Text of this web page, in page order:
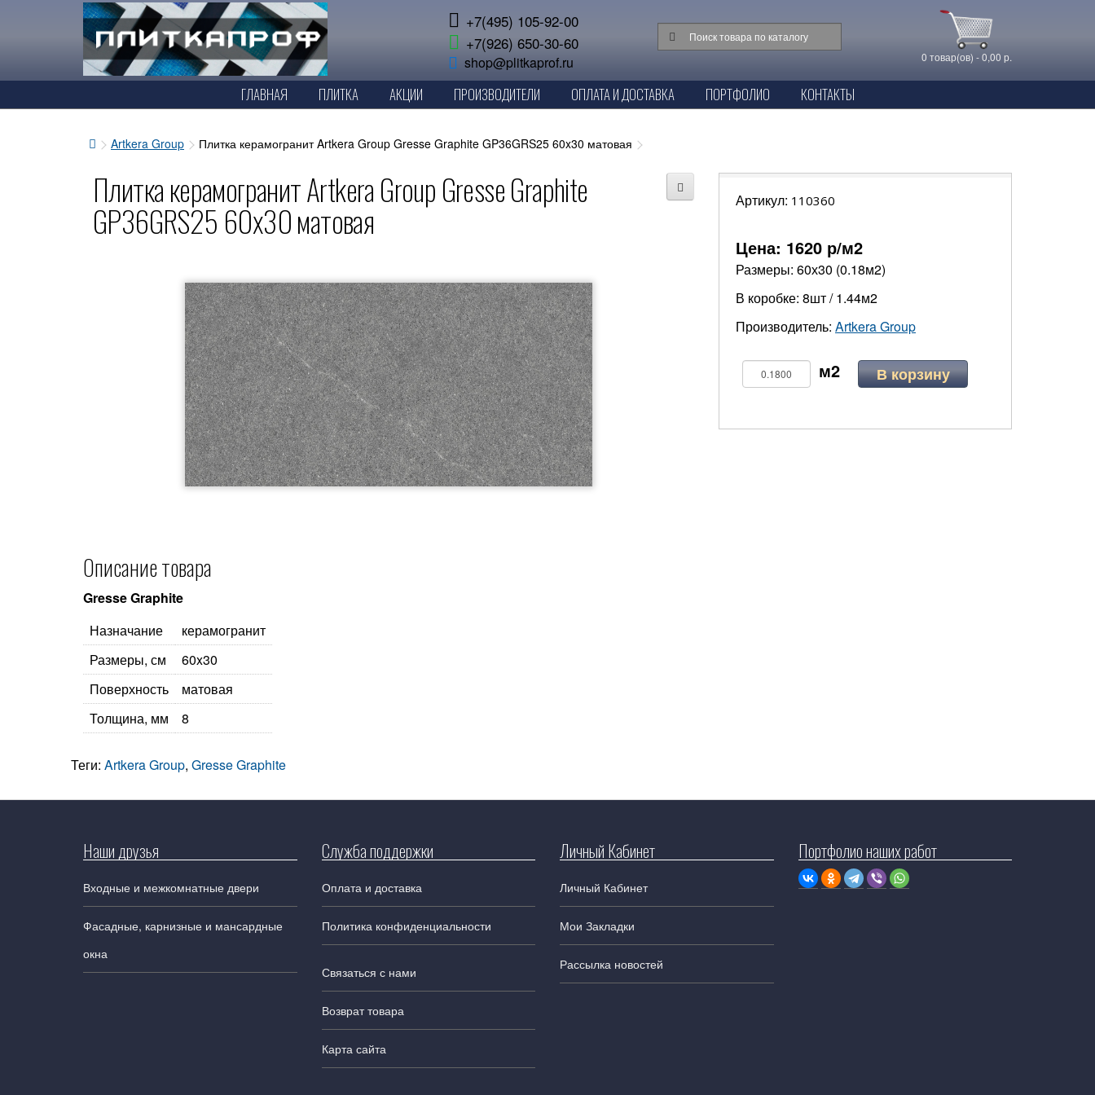
+7(495) 105-92-00
+7(926) 650-30-60
shop@plitkaprof.ru 0 товар(ов) - 0,00 р.
ГЛАВНАЯ ПЛИТКА АКЦИИ ПРОИЗВОДИТЕЛИ ОПЛАТА И ДОСТАВКА ПОРТФОЛИО КОНТАКТЫ
Artkera Group Плитка керамогранит Artkera Group Gresse Graphite GP36GRS25 60x30 матовая
Плитка керамогранит Artkera Group Gresse Graphite
GP36GRS25 60x30 матовая
Описание товара
Gresse Graphite
Назначание
керамогранит
Размеры, см
60x30
Поверхность
матовая
Толщина, мм
8
Артикул: 110360
Цена: 1620 р/м2
Размеры: 60х30 (0.18м2)
В коробке: 8шт / 1.44м2
Производитель: Artkera Group
В корзину
Теги: Artkera Group, Gresse Graphite
Наши друзья
Входные и межкомнатные двери
Фасадные, карнизные и мансардные
окна
Служба поддержки
Оплата и доставка
Политика конфиденциальности
Связаться с нами
Возврат товара
Карта сайта
Личный Кабинет
Личный Кабинет
Мои Закладки
Рассылка новостей
Портфолио наших работ